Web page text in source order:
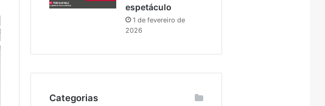
espetáculo
1 de fevereiro de
2026
Categorias